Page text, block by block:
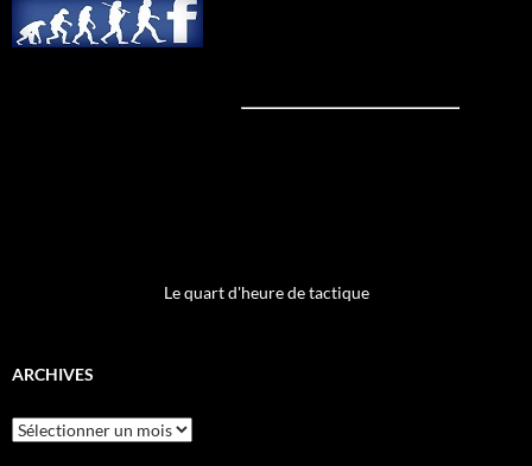
Le quart d'heure de tactique
ARCHIVES
Archives